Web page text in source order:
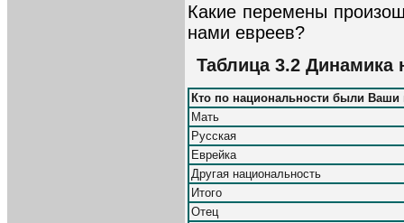
Какие перемены
нами евреев?
Таблица 3.2 Динамика
Кто по национальности были Ваши
Мать
Русская
Еврейка
Другая национальность
Итого
Отец